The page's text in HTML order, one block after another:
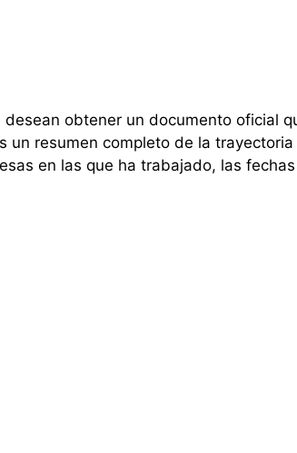
obtener un documento oficial
resumen completo de la
en las que ha trabajado, las